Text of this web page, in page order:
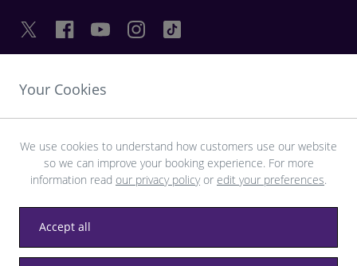
友情链接
探索希思罗机场
Your Cookies
We use cookies to understand how customers use our website
so we can improve your booking experience. For more
information read our privacy policyor edit your preferences.
Accept all